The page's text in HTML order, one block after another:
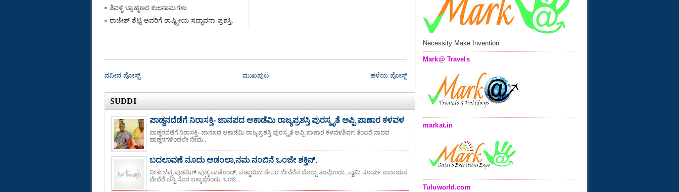
ಶಿವಳ್ಳಿ ಬ್ರಾಹ್ಮಣರ ಕುಲನಾಮಗಳು
ರಾಜೇಶ್ ಶೆಟ್ಟಿ ಅವರಿಗೆ ರಾಷ್ಟ್ರೀಯ ಸದ್ಭಾವನಾ ಪ್ರಶಸ್ತಿ.
ನವೀನ ಪೋಸ್ಟ್ ಹಳೆಯ ಪೋಸ್ಟ್
ಮುಖಪುಟ
SUDDI
ಪಾಡ್ದನದೆಡೆಗೆ ನಿರಾಸಕ್ತಿ- ಜಾನಪದ ಆಕಾಡೆಮಿ ರಾಜ್ಯಪ್ರಶಸ್ತಿ ಪುರಸ್ಕೃತೆ ಅಪ್ಪಿ ಪಾಣಾರ ಕಳವಳ
ಪಾಡ್ದನದೆಡೆಗೆ ನಿರಾಸಕ್ತಿ- ಜಾನಪದ ಆಕಾಡೆಮಿ ರಾಜ್ಯಪ್ರಶಸ್ತಿ ಪುರಸ್ಕೃತೆ ಅಪ್ಪಿ ಪಾಣಾರ ಕಳವಳಶಿರ್ವ: ತೆಂಬರೆ ನಾದದ
ಪಾಡ್ದನಗಳಿಂದಲೇ ನೇಮ...
ಬದಲಾವಣೆ ನೂದು ಆಡಂಲಾ,ನಮ ನಂಬಿನೆ ಒಂಜೇ ಶಕ್ತಿನ್.
ನೀತು ಬೆದ್ರ.ಪುಡಮಿಗ್ ಪುಡ್ಯ ಪಾಡೊಂದ್, ಪಡ್ಡಾಯಿದ ನೇಸರ ದೇವೆರೆನ ಬೊಲ್ಪು ತೂವೊಂದು, ಸ್ವಾಮಿ ಸೂರ್ಯ ನಾರಾಯನ
ದೇಬೆರೆ ಪನ್ಪಿ ಸೊರ ಲಕ್ಕಾವೊಂದು, ಒಂಜಿ...
Necessity Make Invention
Mark@ Travels
markat.in
Tuluworld.com